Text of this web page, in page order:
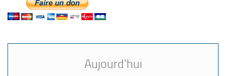
Aujourd'hui